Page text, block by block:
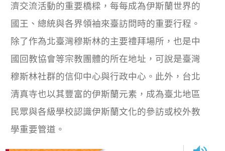
濟交流活動的重要橋樑，每每成為伊斯蘭世界的
國王、總統與各界領袖來臺訪問時的重要行程。
除了作為北臺灣穆斯林的主要禮拜場所，也是中
國回教協會等宗教團體的所在地址，可說是臺灣
穆斯林社群的信仰中心與行政中心。此外，台北
清真寺也以其豐富的伊斯蘭元素，成為臺北地區
民眾與各級學校認識伊斯蘭文化的參訪或校外教
學重要管道。